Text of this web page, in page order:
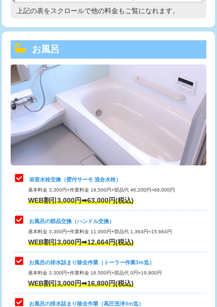
高度高圧洗浄換 現地調査
トーラー機使用/3mまで
追加トーラー機使用/3m超え
カメラ調査 33,000円
桝清掃 8,800円
止水・漏水調査・防水処理・清掃・修
理・調整・分解・加工など（軽作業）
止水・漏水調査・防水処理・清掃・修
理・調整・分解・加工など（中作業）
22,000円
止水・漏水調査・防水処理・清掃・修
理・調整・分解・加工など（重作業）
33,000円
トイレタンク脱着
トイレ便器脱着
タンクレストイレ脱着 33,000円
小便器トイレ脱着
その他部品の脱着 8,800円～
上記の表をスクロールで他の料金もご覧になれます。
お風呂
浴室水栓交換（壁付サーモ 混合水栓）
基本料金 3,300円+作業料金 16,500円+部品代 46,200円=66,000円
WEB割引3,000円➡63,000円(税込)
お風呂の部品交換（ハンドル交換）
基本料金 3,300円+作業料金 11,000円+部品代 1,364円=15,664円
WEB割引3,000円➡12,664円(税込)
お風呂の排水詰まり除去作業（トーラー作業3ｍ迄）
基本料金 3,300円+作業料金 16,500円+部品代 0円=19,800円
WEB割引3,000円➡16,800円(税込)
お風呂の排水詰まり除去作業（高圧洗浄3ｍ迄）